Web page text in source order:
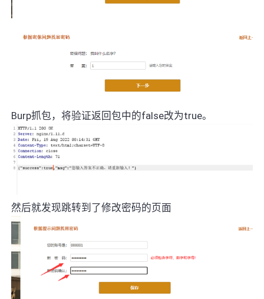
Burp抓包，将验证返回包中的false改为true。
然后就发现跳转到了修改密码的页面